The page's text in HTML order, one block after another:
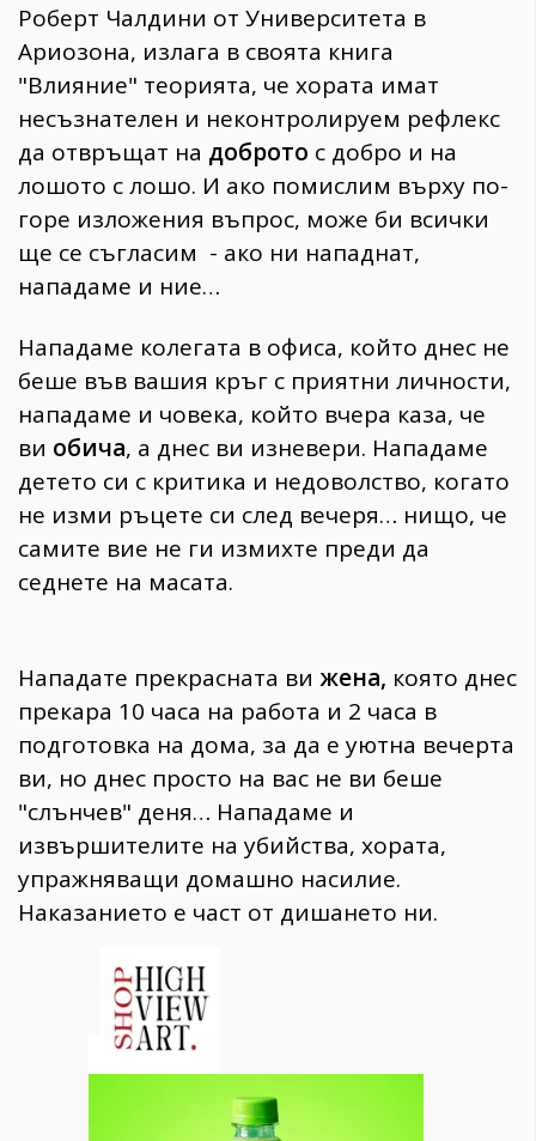
ПОСЛЕДВАЙТЕ
НИ
Роберт Чалдини от Университета в
Ариозона, излага в своята книга
"Влияние" теорията, че хората имат
несъзнателен и неконтролируем рефлекс
да отвръщат на доброто с добро и на
лошото с лошо. И ако помислим върху по-
горе изложения въпрос, може би всички
ще се съгласим - ако ни нападнат,
нападаме и ние…
Нападаме колегата в офиса, който днес не
беше във вашия кръг с приятни личности,
нападаме и човекa, който вчера каза, че
ви обича, а днес ви изневери. Нападаме
детето си с критика и недоволство, когато
не изми ръцете си след вечеря… нищо, че
самите вие не ги измихте преди да
седнете на масата.
Нападате прекрасната ви жена, която днес
прекара 10 часа на работа и 2 часа в
подготовка на дома, за да е уютна вечерта
ви, но днес просто на вас не ви беше
"слънчев" деня… Нападаме и
извършителите на убийства, хората,
упражняващи домашно насилие.
Наказанието е част от дишането ни.